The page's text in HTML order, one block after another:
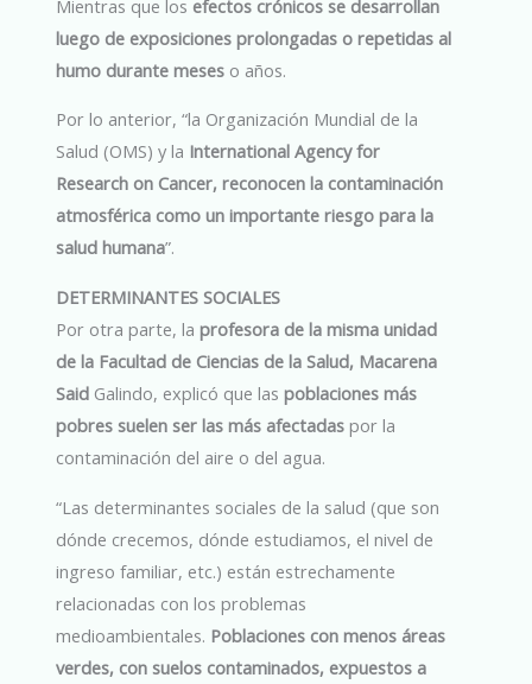
Mientras que los efectos crónicos se desarrollan
luego de exposiciones prolongadas o repetidas al
humo durante meses o años.
Por lo anterior, “la Organización Mundial de la
Salud (OMS) y la International Agency for
Research on Cancer, reconocen la contaminación
atmosférica como un importante riesgo para la
salud humana”.
DETERMINANTES SOCIALES
Por otra parte, laprofesora de la misma unidad
de la Facultad de Ciencias de la Salud, Macarena
Said Galindo, explicó que laspoblaciones más
pobres suelen ser las más afectadas por la
contaminación del aire o del agua.
“Las determinantes sociales de la salud (que son
dónde crecemos, dónde estudiamos, el nivel de
ingreso familiar, etc.) están estrechamente
relacionadas con los problemas
medioambientales. Poblaciones con menos áreas
verdes, con suelos contaminados, expuestos a